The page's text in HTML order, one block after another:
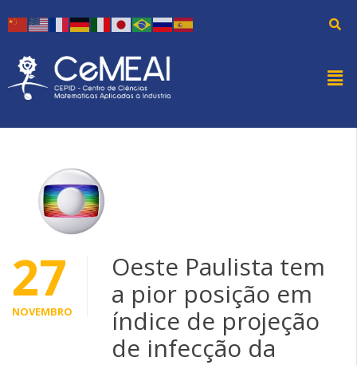
27
NOVEMBRO
Oeste Paulista tem
a pior posição em
índice de projeção
de infecção da